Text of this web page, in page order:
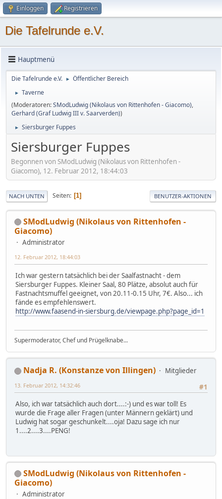
Einloggen Registrieren
Die Tafelrunde e.V.
Hauptmenü
Die Tafelrunde e.V. ► Öffentlicher Bereich
►
Taverne
(Moderatoren:SModLudwig (Nikolaus von Rittenhofen - Giacomo),
Gerhard (Graf Ludwig III v. Saarverden))
► Siersburger Fuppes
Siersburger Fuppes
Begonnen von SModLudwig (Nikolaus von Rittenhofen -
Giacomo), 12. Februar 2012, 18:44:03
NACH UNTEN Seiten 1 BENUTZER-AKTIONEN
SModLudwig (Nikolaus von Rittenhofen -
Giacomo)
Administrator
12. Februar 2012, 18:44:03
Ich war gestern tatsächlich bei der Saalfastnacht - dem
Siersburger Fuppes. Kleiner Saal, 80 Plätze, absolut auch für
Fastnachtsmuffel geeignet, von 20.11-0.15 Uhr, 7€. Also... ich
fände es empfehlenswert.
http://www.faasend-in-siersburg.de/viewpage.php?page_id=1
Supermoderator, Chef und Prügelknabe...
Nadja R. (Konstanze von Illingen)
Mitglieder
#1
13. Februar 2012, 14:32:46
Also, ich war tatsächlich auch dort....:-) und es war toll! Es
wurde die Frage aller Fragen (unter Männern geklärt) und
Ludwig hat sogar geschunkelt....oja! Dazu sage ich nur
1....2....3....PENG!
SModLudwig (Nikolaus von Rittenhofen -
Giacomo)
Administrator